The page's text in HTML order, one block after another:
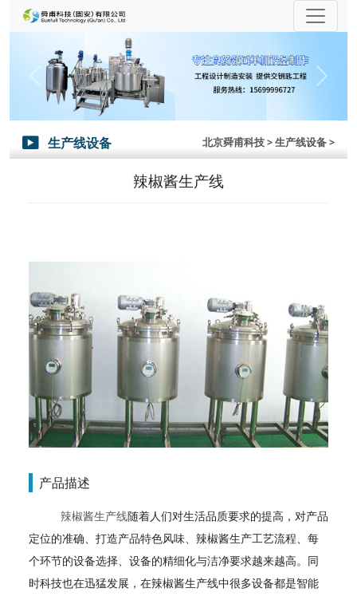
Previous Next
 生产线设备 北京舜甫科技> 生产线设备 >
辣椒酱生产线
产品描述
辣椒酱生产线随着人们对生活品质要求的提高，对产品
定位的准确、打造产品特色风味、辣椒酱生产工艺流程、每
个环节的设备选择、设备的精细化与洁净要求越来越高。同
时科技也在迅猛发展，在辣椒酱生产线中很多设备都是智能